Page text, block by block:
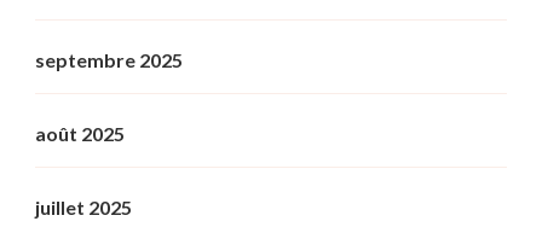
septembre 2025
août 2025
juillet 2025